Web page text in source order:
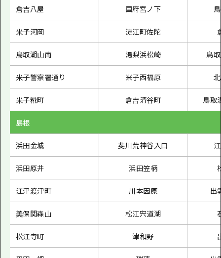
倉吉八屋 国府宮ノ下
米子河岡 淀江町佐陀
鳥取湖山南 湯梨浜松崎 鳥
米子警察署通り 米子西福原
米子糀町 倉吉清谷町 鳥取
島根
浜田金城 斐川荒神谷入口
浜田原井 浜田笠柄
江津渡津町 川本因原 出
美保関森山 松江宍道湖
松江寺町 津和野